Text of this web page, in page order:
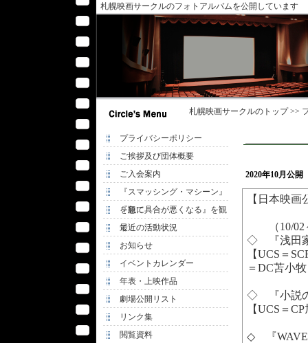
札幌映画サークルのフォトアルバムを公開しています
札幌映画サークルのトップ >>
2020年10月公
【日本映
（10/02
◇ 『浅田
【UCS＝
＝DC苫小
◇ 『小説
【UCS＝
◇ 『
プライバシーポリシー
ご挨拶及び団体概要
ご入会案内
『スマッシング・マシーン』
を観て
『急に具合が悪くなる』を観
て
最近の活動状況
お知らせ
イベントカレンダー
年表・上映作品
劇場公開リスト
リンク集
閲覧資料